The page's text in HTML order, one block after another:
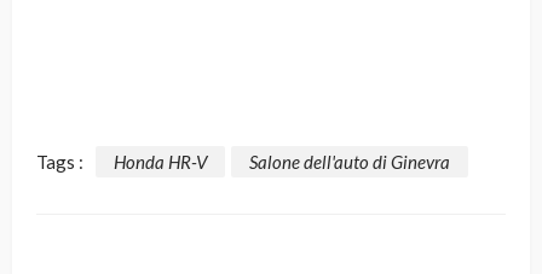
Tags : Honda HR-V Salone dell'auto di Ginevra